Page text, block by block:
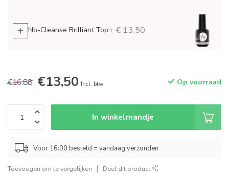
No-Cleanse Brilliant Top+ € 13,50
€16,88 €13,50 Incl. btw Op voorraad
In winkelmandje
Voor 16:00 besteld = vandaag verzonden
Toevoegen om te vergelijken Deel dit product